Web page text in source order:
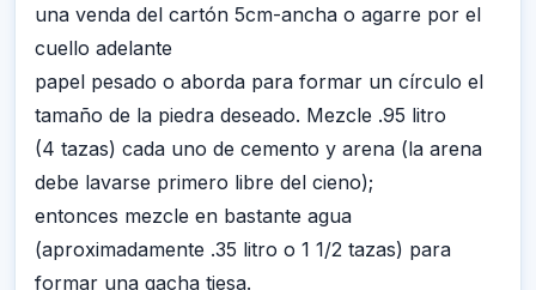
una venda del cartón 5cm-ancha o agarre por el
cuello adelante
papel pesado o aborda para formar un círculo el
tamaño de la piedra deseado. Mezcle .95 litro
(4 tazas) cada uno de cemento y arena (la arena
debe lavarse primero libre del cieno);
entonces mezcle en bastante agua
(aproximadamente .35 litro o 1 1/2 tazas) para
formar una gacha tiesa.